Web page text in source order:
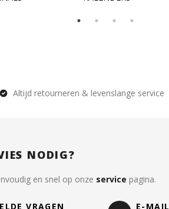
Altijd retourneren & levenslange service
NODIG?
en snel op onze service pagina.
VRAGEN
E-MAIL